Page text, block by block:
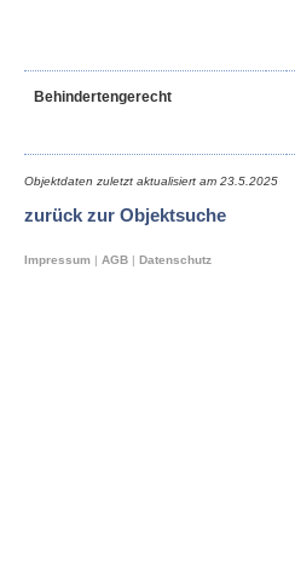
Behindertengerecht
Objektdaten zuletzt aktualisiert am 23.5.2025
zurück zur Objektsuche
Impressum | AGB | Datenschutz